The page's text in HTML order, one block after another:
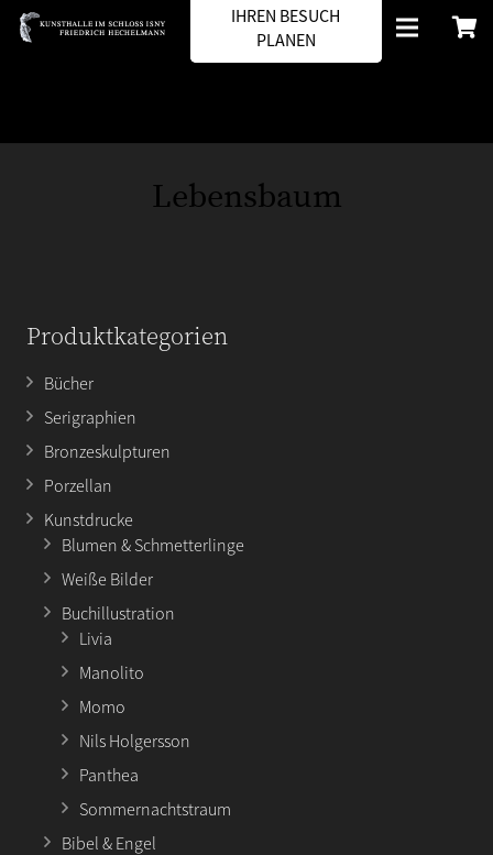
IHREN BESUCH
PLANEN
Lebensbaum
Produktkategorien
Bücher
Serigraphien
Bronzeskulpturen
Porzellan
Kunstdrucke
Blumen & Schmetterlinge
Weiße Bilder
Buchillustration
Livia
Manolito
Momo
Nils Holgersson
Panthea
Sommernachtstraum
Bibel & Engel